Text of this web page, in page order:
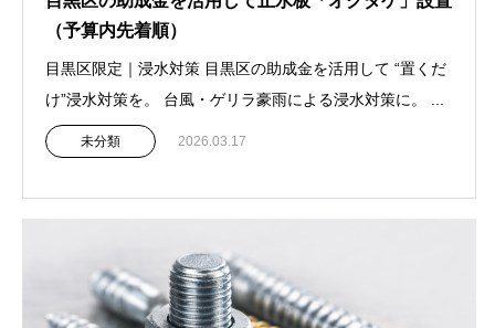
（予算内先着順）
目黒区限定｜浸水対策 目黒区の助成金を活用して “置くだ
け”浸水対策を。 台風・ゲリラ豪雨による浸水対策に。 ...
未分類 2026.03.17